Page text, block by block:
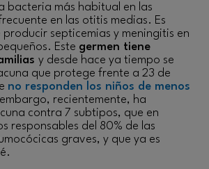
bacteria más habitual en las
en las otitis medias. Es
septicemias y meningitis en
Este germen tiene
y desde hace ya tiempo se
que protege frente a 23 de
no responden los niños de menos
recientemente, ha
contra 7 subtipos, que en
responsables del 80% de las
graves, y que ya es